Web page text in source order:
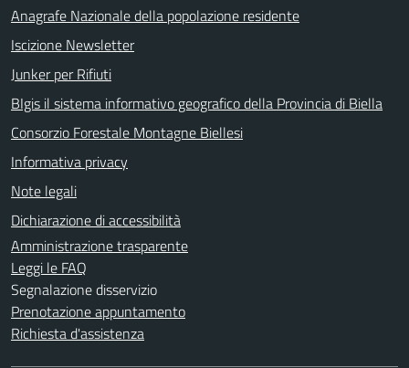
Anagrafe Nazionale della popolazione residente
Iscizione Newsletter
Junker per Rifiuti
BIgis il sistema informativo geografico della Provincia di Biella
Consorzio Forestale Montagne Biellesi
Informativa privacy
Note legali
Dichiarazione di accessibilità
Amministrazione trasparente
Leggi le FAQ
Segnalazione disservizio
Prenotazione appuntamento
Richiesta d'assistenza